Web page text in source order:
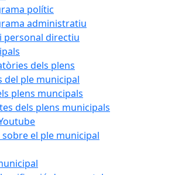
polític
administratiu
personal directiu
dels plens
del ple municipal
plens muncipals
dels plens municipals
el ple municipal